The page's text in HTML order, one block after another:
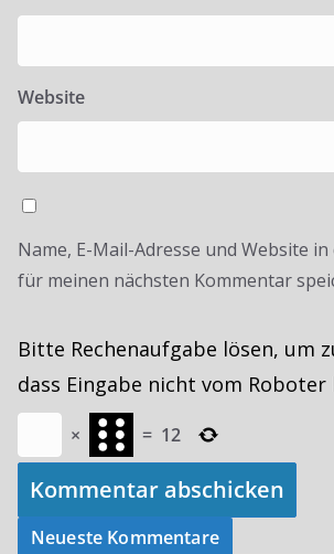
Website
Name, E-Mail-Adresse und Website
für meinen nächsten Kommentar
Bitte Rechenaufgabe lösen, um
dass Eingabe nicht vom
× = 12
Neueste Kommentare